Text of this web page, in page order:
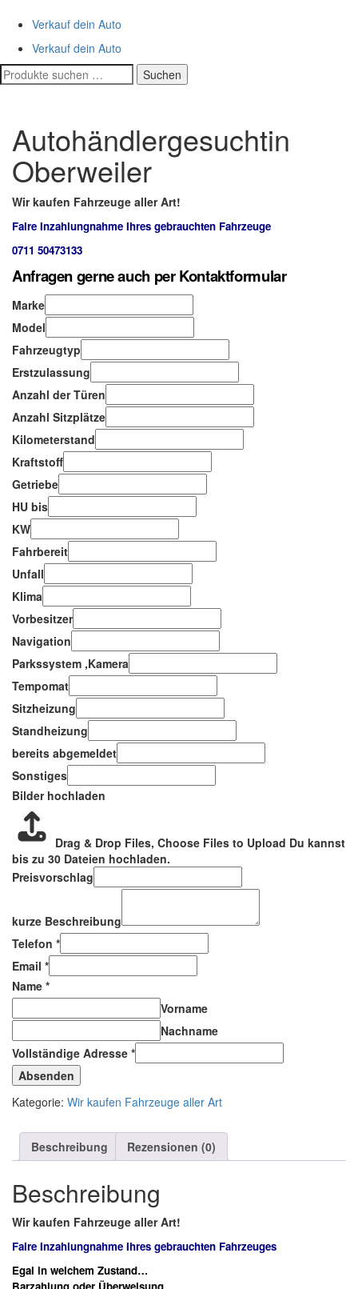
Verkauf dein Auto
Verkauf dein Auto
Suchen
nach:
Suchen
Autohändlergesuchtin
Oberweiler
Wir kaufen Fahrzeuge aller Art!
Faire Inzahlungnahme Ihres gebrauchten Fahrzeuge
0711 50473133
Anfragen gerne auch per Kontaktformular
Marke
Model
Fahrzeugtyp
Erstzulassung
Anzahl der Türen
Anzahl Sitzplätze
Kilometerstand
Kraftstoff
Getriebe
HU bis
KW
Fahrbereit
Unfall
Klima
Vorbesitzer
Navigation
Parkssystem ,Kamera
Tempomat
Sitzheizung
Standheizung
bereits abgemeldet
Sonstiges
Bilder hochladen
Drag & Drop Files, Choose Files to Upload Du kannst
bis zu 30 Dateien hochladen.
Preisvorschlag
kurze Beschreibung
Telefon *
Email *
Name *
Vorname
Nachname
Vollständige Adresse *
Absenden
Kategorie: Wir kaufen Fahrzeuge aller Art
Beschreibung Rezensionen (0)
Beschreibung
Wir kaufen Fahrzeuge aller Art!
Faire Inzahlungnahme Ihres gebrauchten Fahrzeuges
Egal in welchem Zustand…
Barzahlung oder Überweisung